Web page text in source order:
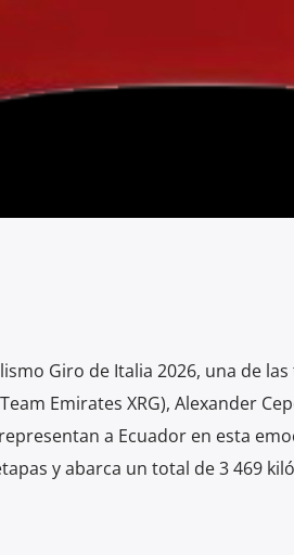
Giro de Italia 2026, una de
Emirates XRG), Alexander
a Ecuador en esta
y abarca un total de 3 469